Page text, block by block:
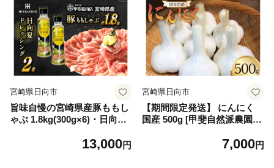
宮崎県日向市
旨味自慢の宮崎県産豚ももし
ゃぶ 1.8kg(300g×6)・日向夏
ト [甲斐精肉店 宮崎県 日向市
13,000円
宮崎県日向市
【期間限定発送】 にんにく
国産 500g [甲斐自然派農園
るさと納税 ニンニク 栽培期
7,000円